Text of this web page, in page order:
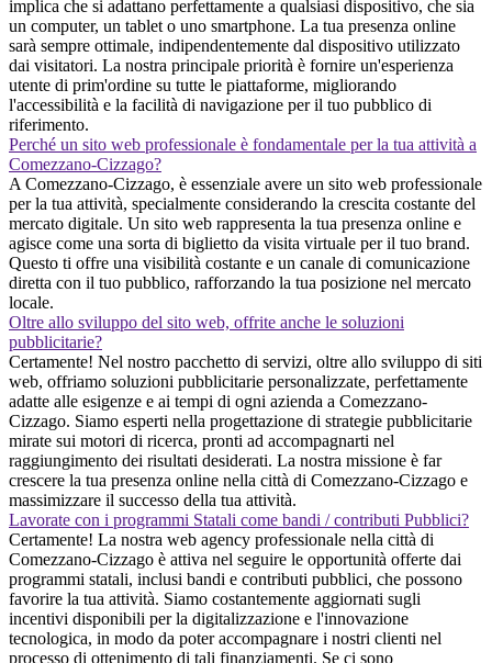
implica che si adattano perfettamente a qualsiasi dispositivo, che sia
un computer, un tablet o uno smartphone. La tua presenza online
sarà sempre ottimale, indipendentemente dal dispositivo utilizzato
dai visitatori. La nostra principale priorità è fornire un'esperienza
utente di prim'ordine su tutte le piattaforme, migliorando
l'accessibilità e la facilità di navigazione per il tuo pubblico di
riferimento.
Perché un sito web professionale è fondamentale per la tua attività a
Comezzano-Cizzago?
A Comezzano-Cizzago, è essenziale avere un sito web professionale
per la tua attività, specialmente considerando la crescita costante del
mercato digitale. Un sito web rappresenta la tua presenza online e
agisce come una sorta di biglietto da visita virtuale per il tuo brand.
Questo ti offre una visibilità costante e un canale di comunicazione
diretta con il tuo pubblico, rafforzando la tua posizione nel mercato
locale.
Oltre allo sviluppo del sito web, offrite anche le soluzioni
pubblicitarie?
Certamente! Nel nostro pacchetto di servizi, oltre allo sviluppo di siti
web, offriamo soluzioni pubblicitarie personalizzate, perfettamente
adatte alle esigenze e ai tempi di ogni azienda a Comezzano-
Cizzago. Siamo esperti nella progettazione di strategie pubblicitarie
mirate sui motori di ricerca, pronti ad accompagnarti nel
raggiungimento dei risultati desiderati. La nostra missione è far
crescere la tua presenza online nella città di Comezzano-Cizzago e
massimizzare il successo della tua attività.
Lavorate con i programmi Statali come bandi / contributi Pubblici?
Certamente! La nostra web agency professionale nella città di
Comezzano-Cizzago è attiva nel seguire le opportunità offerte dai
programmi statali, inclusi bandi e contributi pubblici, che possono
favorire la tua attività. Siamo costantemente aggiornati sugli
incentivi disponibili per la digitalizzazione e l'innovazione
tecnologica, in modo da poter accompagnare i nostri clienti nel
processo di ottenimento di tali finanziamenti. Se ci sono